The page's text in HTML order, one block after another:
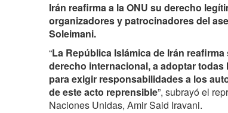
Irán reafirma a la ONU su derecho
organizadores y patrocinadores del
Soleimani.
“La República Islámica de Irán
derecho internacional, a adoptar
para exigir responsabilidades a los
de este acto reprensible”, subrayó el
Naciones Unidas, Amir Said Iravani.